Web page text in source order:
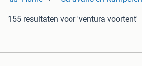
155 resultaten voor 'ventura voortent'